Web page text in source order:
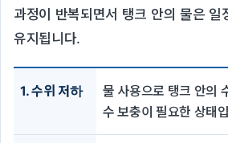
과정이 반복되면서 탱크 안의 물은 일
유지됩니다.
1. 수위 저하
물 사용으로 탱크 안의
수 보충이 필요한 상태